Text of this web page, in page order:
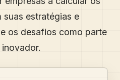
suas estratégias e
os desafios como parte